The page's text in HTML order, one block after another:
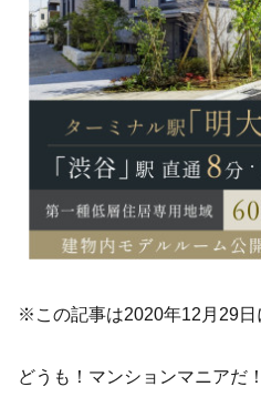
※この記事は2020年12月29日
どうも！マンションマニアだ！